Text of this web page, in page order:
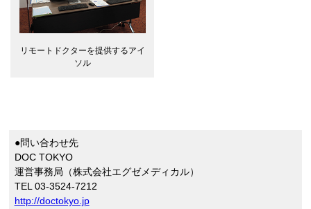
リモートドクターを提供するアイ
ソル
●問い合わせ先
DOC TOKYO
運営事務局（株式会社エグゼメディカル）
TEL 03-3524-7212
http://doctokyo.jp